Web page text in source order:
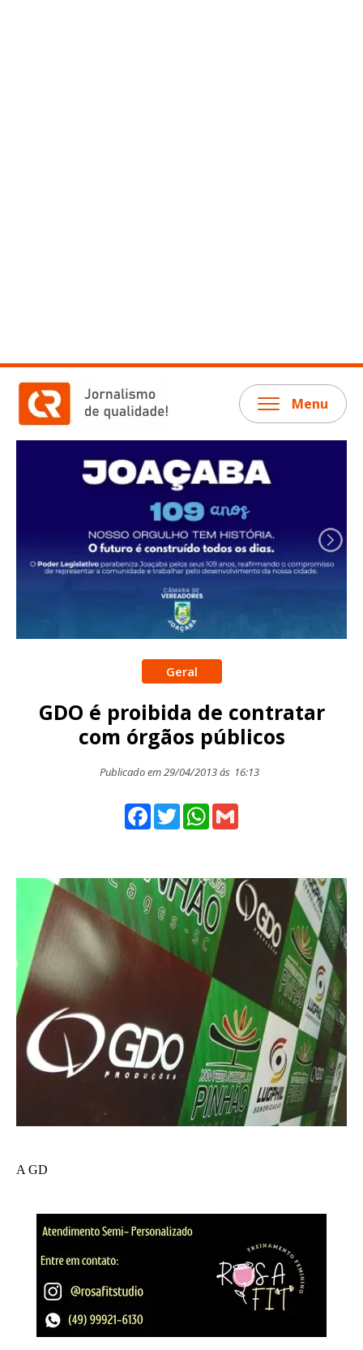
Menu
Geral
GDO é proibida de contratar
com órgãos públicos
Publicado em 29/04/2013 ás 16:13
Facebook
TwitterWhatsApp
A GD